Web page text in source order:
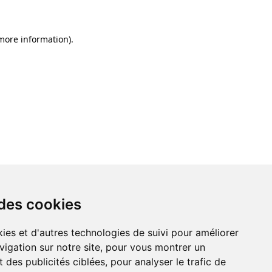
cookies
et d'autres technologies de suivi pour améliorer
sur notre site, pour vous montrer un
des publicités ciblées, pour analyser le trafic de
information).